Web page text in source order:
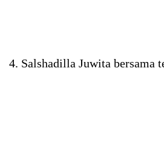
4. Salshadilla Juwita bersama